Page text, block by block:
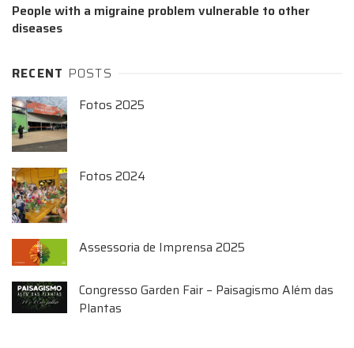
People with a migraine problem vulnerable to other
diseases
RECENT POSTS
Fotos 2025
Fotos 2024
Assessoria de Imprensa 2025
Congresso Garden Fair – Paisagismo Além das
Plantas